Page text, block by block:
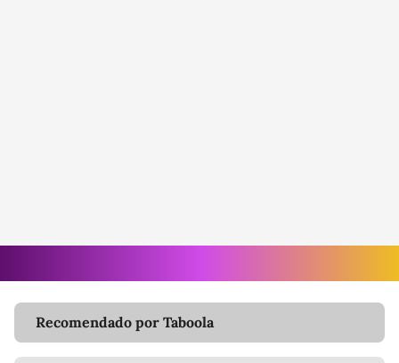
Recomendado por Taboola